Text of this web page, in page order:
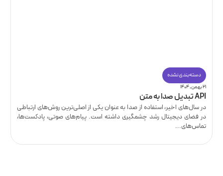
دسته‌بندی نشده
۲۱ بهمن, ۱۴۰۴
API تبدیل صدا به متن
در سال‌های اخیر، استفاده از صدا به عنوان یکی از اصلی‌ترین روش‌های ارتباطی
در فضای دیجیتال رشد چشمگیری داشته است. پیام‌های صوتی، پادکست‌ها،
تماس‌های...